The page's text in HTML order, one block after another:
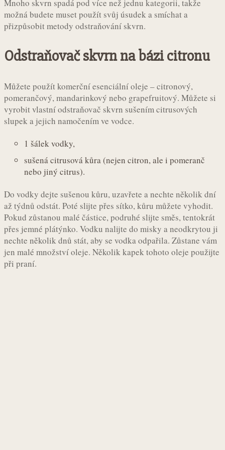
Mnoho skvrn spadá pod více než jednu kategorii, takže
možná budete muset použít svůj úsudek a smíchat a
přizpůsobit metody odstraňování skvrn.
Odstraňovač skvrn na bázi citronu
Můžete použít komerční esenciální oleje – citronový,
pomerančový, mandarinkový nebo grapefruitový. Můžete si
vyrobit vlastní odstraňovač skvrn sušením citrusových
slupek a jejich namočením ve vodce.
1 šálek vodky,
sušená citrusová kůra (nejen citron, ale i pomeranč
nebo jiný citrus).
Do vodky dejte sušenou kůru, uzavřete a nechte několik dní
až týdnů odstát. Poté slijte přes sítko, kůru můžete vyhodit.
Pokud zůstanou malé částice, podruhé slijte směs, tentokrát
přes jemné plátýnko. Vodku nalijte do misky a neodkrytou ji
nechte několik dnů stát, aby se vodka odpařila. Zůstane vám
jen malé množství oleje. Několik kapek tohoto oleje použijte
při praní.